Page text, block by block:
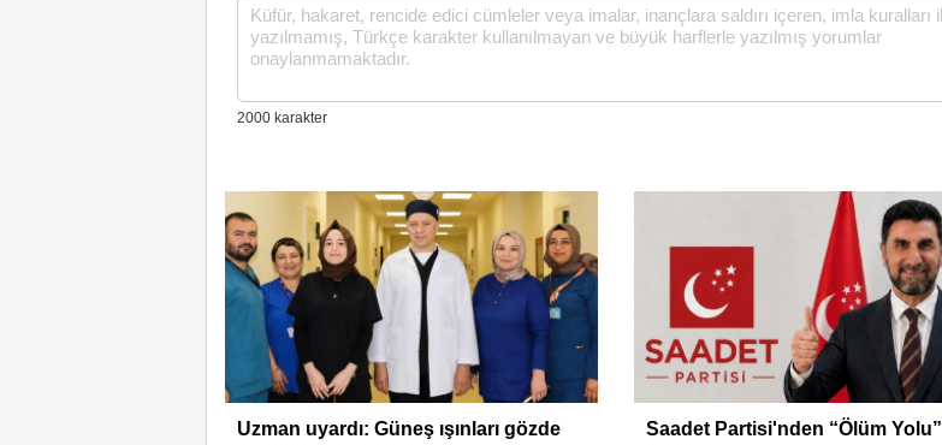
Uzman uyardı: Güneş ışınları gözde
Saadet Partisi'nden “Ölüm Yolu”